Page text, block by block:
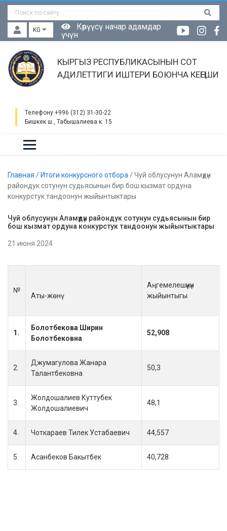
KG
Көрүүсү начар адамдар
үчүн
КЫРГЫЗ РЕСПУБЛИКАСЫНЫН СОТ
АДИЛЕТТИГИ ИШТЕРИ БОЮНЧА КЕҢЕШИ
Телефону +996 (312) 31-30-22
Бишкек ш., Табышалиева к. 15
Главная / Итоги конкурсного отбора /Чуй облусунун Аламүдүн
райондук сотунун судьясынын бир бош кызмат ордуна
конкурстук тандоонун жыйынтыктары
Чуй облусунун Аламүдүн райондук сотунун судьясынын бир
бош кызмат ордуна конкурстук тандоонун жыйынтыктары
21 июня 2024
№
Аты-жөнү
Аңгемелешүүнүн
жыйынтыгы
1.
Болотбекова Ширин
Болотбековна
52,908
2.
Джумагулова Жанара
Талантбековна
50,3
3.
Жолдошалиев Куттубек
Жолдошалиевич
48,1
4. Чоткараев Тилек Устабаевич 44,557
5. Асанбеков Бакытбек 40,728